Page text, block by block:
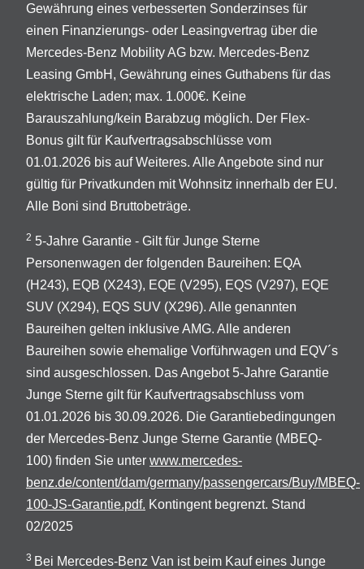
Gewährung eines verbesserten Sonderzinses für
einen Finanzierungs- oder Leasingvertrag über die
Mercedes-Benz Mobility AG bzw. Mercedes-Benz
Leasing GmbH, Gewährung eines Guthabens für das
elektrische Laden; max. 1.000€. Keine
Barauszahlung/kein Barabzug möglich. Der Flex-
Bonus gilt für Kaufvertragsabschlüsse vom
01.01.2026 bis auf Weiteres. Alle Angebote sind nur
gültig für Privatkunden mit Wohnsitz innerhalb der EU.
Alle Boni sind Bruttobeträge.
2 5-Jahre Garantie - Gilt für Junge Sterne
Personenwagen der folgenden Baureihen: EQA
(H243), EQB (X243), EQE (V295), EQS (V297), EQE
SUV (X294), EQS SUV (X296). Alle genannten
Baureihen gelten inklusive AMG. Alle anderen
Baureihen sowie ehemalige Vorführwagen und EQV´s
sind ausgeschlossen. Das Angebot 5-Jahre Garantie
Junge Sterne gilt für Kaufvertragsabschluss vom
01.01.2026 bis 30.09.2026. Die Garantiebedingungen
der Mercedes-Benz Junge Sterne Garantie (MBEQ-
100) finden Sie unter www.mercedes-
benz.de/content/dam/germany/passengercars/Buy/MBEQ-
100-JS-Garantie.pdf. Kontingent begrenzt. Stand
02/2025
3 Bei Mercedes-Benz Van ist beim Kauf eines Junge